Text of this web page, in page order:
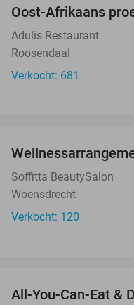
Oost-Afrikaans
Adulis Restaurant
Roosendaal
Verkocht: 681
Soffitta BeautySalon
Woensdrecht
Verkocht: 120
All-You-Can-Eat &